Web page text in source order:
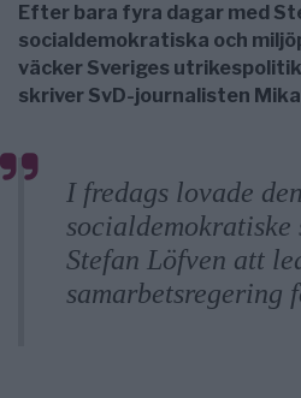
Efter bara fyra dagar med
socialdemokratiska och
väcker Sveriges
skriver SvD-journalisten
I fredags lovade den
socialdemokratiske
Stefan Löfven att
samarbetsregering